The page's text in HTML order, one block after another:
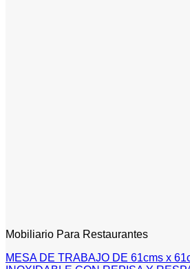
Mobiliario Para Restaurantes
MESA DE TRABAJO DE 61cms x